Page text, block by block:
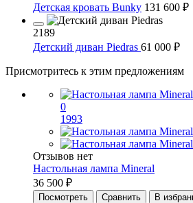
Детская кровать Bunky 131 600 ₽
2189
Детский диван Piedras 61 000 ₽
Присмотритесь к этим предложениям
0
1993
Отзывов нет
Настольная лампа Mineral
36 500 ₽
Посмотреть Сравнить В